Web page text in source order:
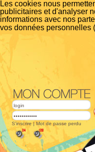
Les cookies nous
publicitaires et d'analyser
informations avec nos
vos données personnelles
S'inscrire | Mot de passe perdu